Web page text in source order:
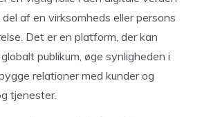
af en virksomheds eller persons
Det er en platform, der kan
publikum, øge synligheden i
relationer med kunder og
tjenester.